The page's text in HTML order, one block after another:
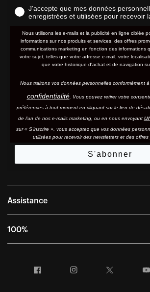
J'accepte que mes données
enregistrées et utilisées pour recevoir
Nous utilisons les e-mails et la publicité en ligne ciblée
informations sur nos produits et services, des offres
communications marketing en fonction des informations
votre sujet, telles que votre adresse e-mail, votre
que votre historique d'achat et de navigation
Nous traitons vos données personnelles conformément
confidentialité. Vous pouvez retirer votre
préférences à tout moment en cliquant sur le lien de
de l'un de nos e-mails marketing, ou en nous envoyant
sur « S'inscrire », vous acceptez que vos données
utilisées pour recevoir des newsletters et des offres
S'abonner
Assistance
Foire aux questions
Conditions générales de vente
100%
Informations sur l'entreprise
Facebook Instagram